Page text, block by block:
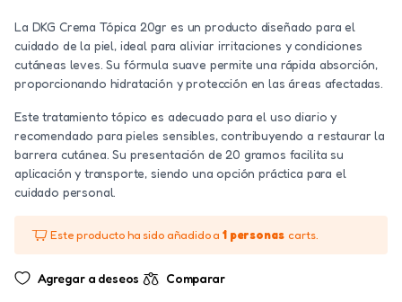
La DKG Crema Tópica 20gr es un producto diseñado para el
cuidado de la piel, ideal para aliviar irritaciones y condiciones
cutáneas leves. Su fórmula suave permite una rápida absorción,
proporcionando hidratación y protección en las áreas afectadas.
Este tratamiento tópico es adecuado para el uso diario y
recomendado para pieles sensibles, contribuyendo a restaurar la
barrera cutánea. Su presentación de 20 gramos facilita su
aplicación y transporte, siendo una opción práctica para el
cuidado personal.
Este producto ha sido añadido a1 personas carts.
Agregar a deseos Comparar